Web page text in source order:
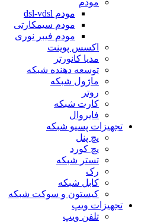
مودم
مودم dsl-vdsl
مودم سیمکارتی
مودم فیبر نوری
اکسس پوینت
مدیا کانورتر
توسعه دهنده شبکه
ماژول شبکه
روتر
کارت شبکه
فایروال
تجهیزات پسیو شبکه
پچ پنل
پچ کورد
تستر شبکه
رک
کابل شبکه
کیستون و سوکت شبکه
تجهیزات ویپ
تلفن ویپ